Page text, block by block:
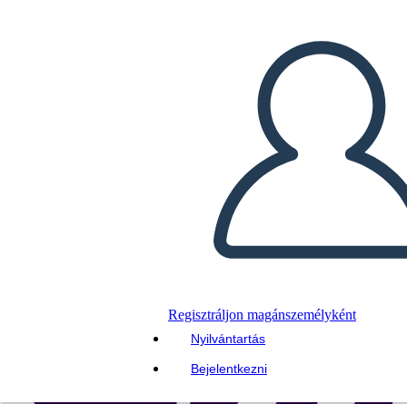
Regisztráljon magánszemélyként
Nyilvántartás
Bejelentkezni
KÉSZÍTSEN EGY STORYBOARDOT
DIAVETÍTÉS LEJÁTSZÁSA
OLVASS NEKEM